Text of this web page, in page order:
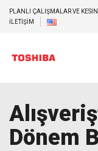
PLANLI ÇALIŞMALAR VE
İLETİŞİM
Dönem